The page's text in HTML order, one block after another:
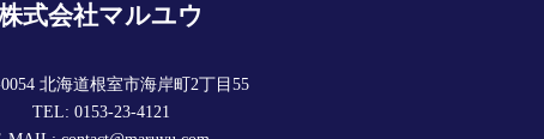
式会社マルユウ
北海道根室市海岸町2丁目55
TEL: 0153-23-4121